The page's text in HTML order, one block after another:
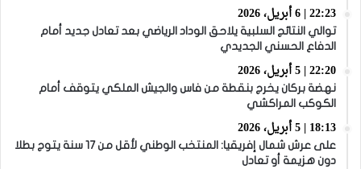
22:23 | 6 أبريل، 2026
توالي النتائج السلبية يلاحق الوداد الرياضي بعد تعادل جديد أمام
الدفاع الحسني الجديدي
22:20 | 5 أبريل، 2026
نهضة بركان يخرج بنقطة من فاس والجيش الملكي يتوقف أمام
الكوكب المراكشي
18:13 | 5 أبريل، 2026
على عرش شمال إفريقيا: المنتخب الوطني لأقل من 17 سنة يتوج بطلا
دون هزيمة أو تعادل